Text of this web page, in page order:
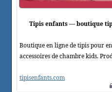
Tipis enfants — boutique
Boutique en ligne de tipis pour
accessoires de chambre kids.
tipisenfants.com